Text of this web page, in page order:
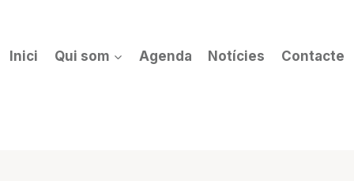
Inici Qui som Agenda Notícies Contacte